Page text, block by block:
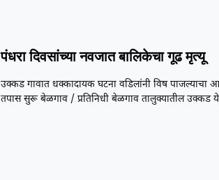
पंधरा दिवसांच्या नवजात बालिकेचा गूढ मृत्यू
उक्कड गावात धक्कादायक घटना वडिलांनी विष पाजल्याचा
तपास सुरू बेळगाव / प्रतिनिधी बेळगाव तालुक्यातील उक्कड